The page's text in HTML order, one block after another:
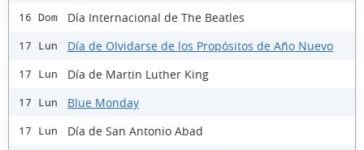
16 Dom Día Internacional de The Beatles
17 Lun Día de Olvidarse de los Propósitos de Año Nuevo
17 Lun Día de Martin Luther King
17 Lun Blue Monday
17 Lun Día de San Antonio Abad